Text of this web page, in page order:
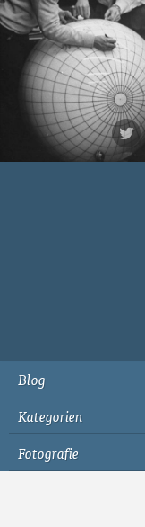
Blog
Kategorien
Fotografie